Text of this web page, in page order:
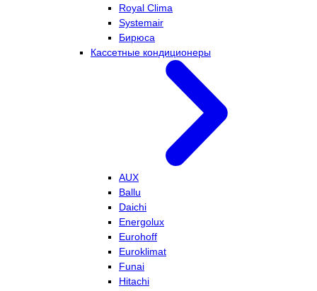
Royal Clima
Systemair
Бирюса
Кассетные кондиционеры
AUX
Ballu
Daichi
Energolux
Eurohoff
Euroklimat
Funai
Hitachi